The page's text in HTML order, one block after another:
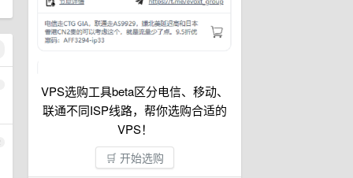
VPS选购工具beta区分电信、移动、
联通不同ISP线路，帮你选购合适的
VPS！
🛒 开始选购